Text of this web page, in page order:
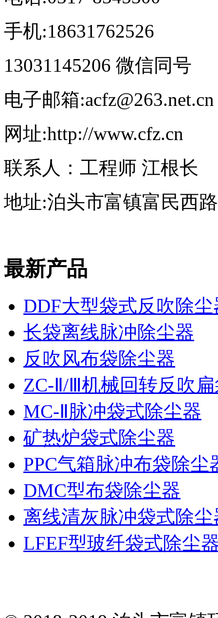
手机:18631762526
13031145206 微信同号
电子邮箱:acfz@263.net.cn
网址:http://www.cfz.cn
联系人：工程师 江根长
地址:泊头市富镇富民西
最新产品
DDF大型袋式反吹除尘
长袋离线脉冲除尘器
反吹风布袋除尘器
ZC-Ⅱ/Ⅲ机械回转反吹
MC-Ⅱ脉冲袋式除尘器
矿热炉袋式除尘器
PPC气箱脉冲布袋除尘
DMC型布袋除尘器
离线清灰脉冲袋式除尘
LFEF型玻纤袋式除尘